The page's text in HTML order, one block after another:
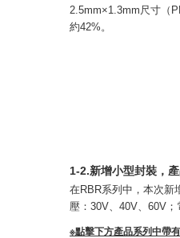
2.5mm×1.3mm尺寸（
約42%。
1-2.新增小型封裝，
在RBR系列中，本次新
壓：30V、40V、60V
※點擊下方產品系列中帶